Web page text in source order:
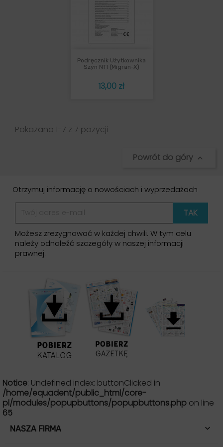
Podręcznik Użytkownika
Szyn NTI (Migran-X)
Cena
13,00 zł
Pokazano 1-7 z 7 pozycji
Powrót do góry 
Otrzymuj informację o nowościach i wyprzedażach
Możesz zrezygnować w każdej chwili. W tym celu
należy odnaleźć szczegóły w naszej informacji
prawnej.
Notice: Undefined index: buttonClicked in
/home/equadent/public_html/core-
pl/modules/popupbuttons/popupbuttons.php on line
65
NASZA FIRMA 